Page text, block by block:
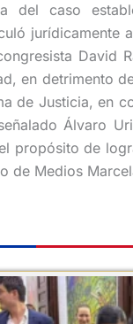
del caso
jurídicamente
David
en detrimento
de Justicia, en
Álvaro
propósito de
de Medios